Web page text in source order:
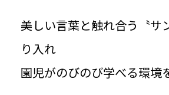
美しい言葉と触れ合う〝サ
り入れ
園児がのびのび学べる環境